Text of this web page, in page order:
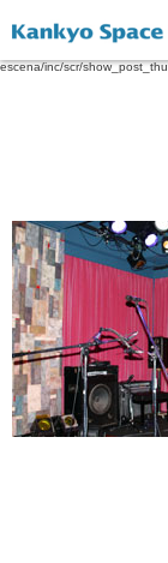
Warning: Only the first byte
/home/xs227432/
escena/inc/scr/